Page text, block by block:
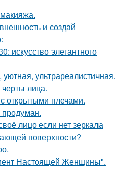
и создай
искусство элегантного
ультрареалистичная.
лица.
открытыми плечами.
лицо если нет зеркала
поверхности?
Настоящей Женщины".